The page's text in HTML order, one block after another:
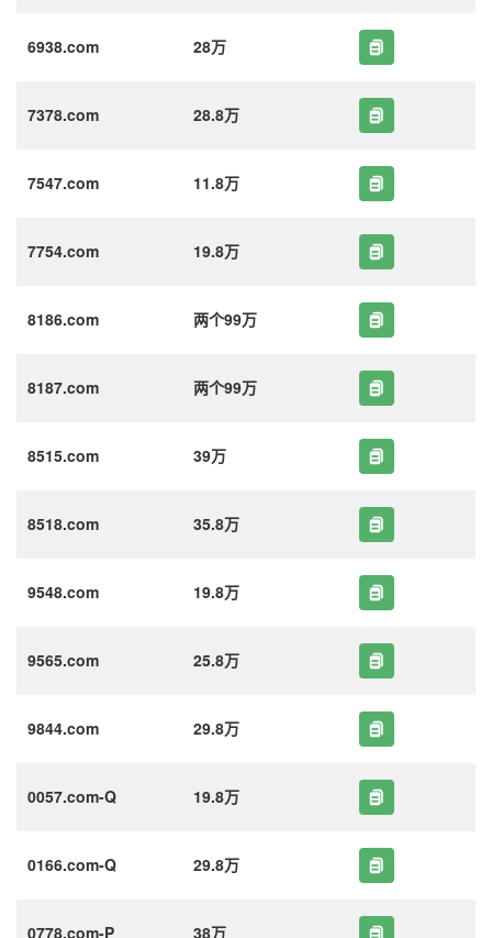
6938.com 28万
7378.com 28.8万
7547.com 11.8万
7754.com 19.8万
8186.com 两个99万
8187.com 两个99万
8515.com 39万
8518.com 35.8万
9548.com 19.8万
9565.com 25.8万
9844.com 29.8万
0057.com-Q 19.8万
0166.com-Q 29.8万
0778.com-P 38万